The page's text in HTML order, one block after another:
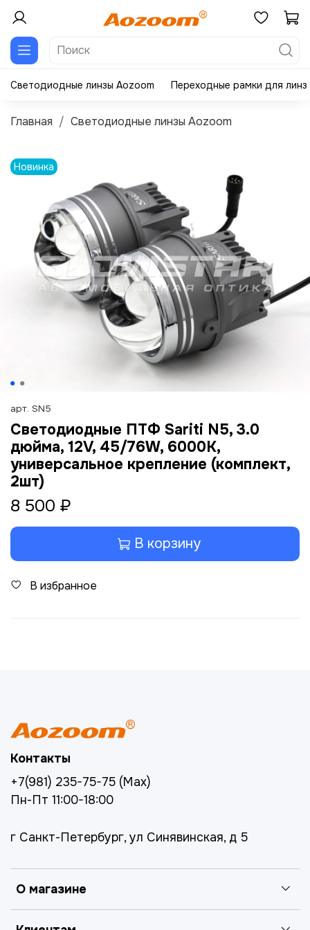
Светодиодные линзы Aozoom Переходные рамки для линз
Главная Светодиодные линзы Aozoom
Новинка
арт. SN5
Светодиодные ПТФ Sariti N5, 3.0
дюйма, 12V, 45/76W, 6000K,
универсальное крепление (комплект,
2шт)
8 500 ₽
В корзину
В избранное
О магазине
Контакты
+7(981) 235-75-75 (Max)
Пн-Пт 11:00-18:00
г Санкт-Петербург, ул Синявинская, д 5